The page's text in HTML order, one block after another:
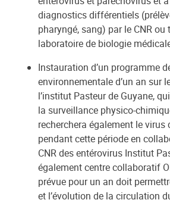
diagnostics différentiels
pharyngé, sang) par le CNR ou
laboratoire de biologie
Instauration d’un programme
environnementale d’un an sur
l’institut Pasteur de Guyane,
la surveillance physico-
recherchera également le
pendant cette période en
CNR des entérovirus Institut
également centre collaboratif
prévue pour un an doit
et l’évolution de la circulation